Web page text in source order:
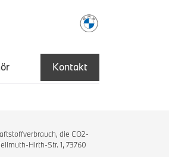
Kontakt
die CO2-
Hirth-Str. 1, 73760